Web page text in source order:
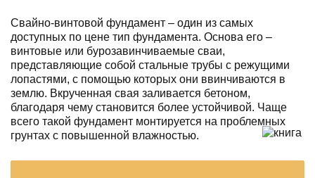
Свайно-винтовой фундамент – один из самых
доступных по цене тип фундамента. Основа его –
винтовые или бурозавинчиваемые сваи,
представляющие собой стальные трубы с режущими
лопастями, с помощью которых они ввинчиваются в
землю. Вкрученная свая заливается бетоном,
благодаря чему становится более устойчивой. Чаще
всего такой фундамент монтируется на проблемных
грунтах с повышенной влажностью.